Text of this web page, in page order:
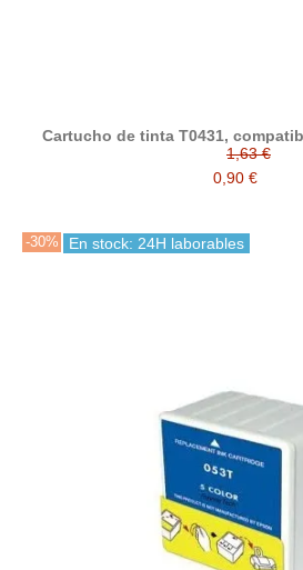
Cartucho de tinta T0431,
1,63 €
0,90 €
-30% En stock: 24H laborables